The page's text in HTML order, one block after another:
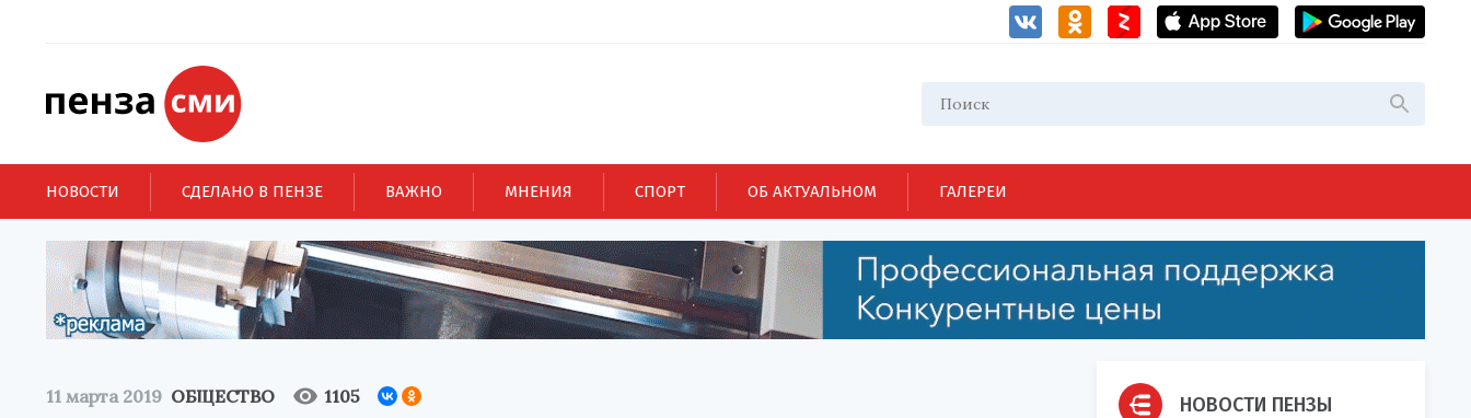
НОВОСТИ СДЕЛАНО В ПЕНЗЕ ВАЖНО МНЕНИЯ СПОРТ ОБ АКТУАЛЬНОМ ГАЛЕРЕИ
11 марта 2019 ОБЩЕСТВО 1105 НОВОСТИ ПЕНЗЫ